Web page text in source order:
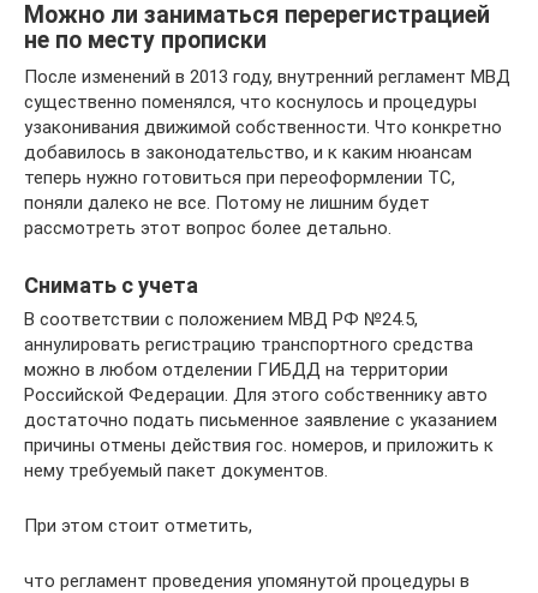
Можно ли заниматься перерегистрацией
не по месту прописки
После изменений в 2013 году, внутренний регламент МВД
существенно поменялся, что коснулось и процедуры
узаконивания движимой собственности. Что конкретно
добавилось в законодательство, и к каким нюансам
теперь нужно готовиться при переоформлении ТС,
поняли далеко не все. Потому не лишним будет
рассмотреть этот вопрос более детально.
Снимать с учета
В соответствии с положением МВД РФ №24.5,
аннулировать регистрацию транспортного средства
можно в любом отделении ГИБДД на территории
Российской Федерации. Для этого собственнику авто
достаточно подать письменное заявление с указанием
причины отмены действия гос. номеров, и приложить к
нему требуемый пакет документов.
При этом стоит отметить,
что регламент проведения упомянутой процедуры в